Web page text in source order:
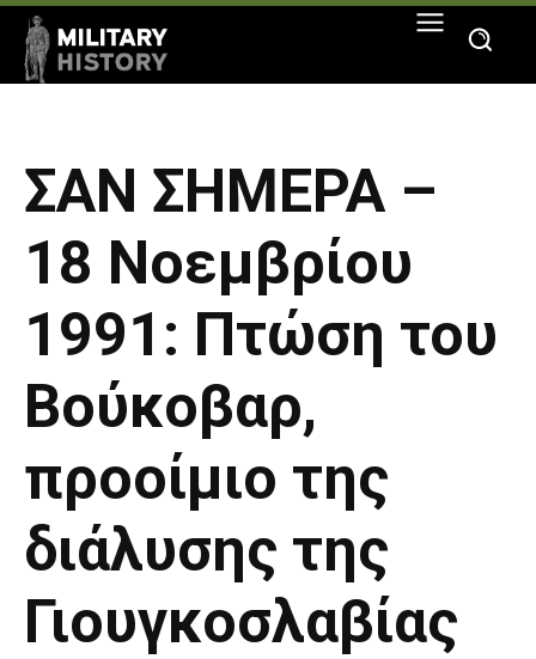
ΣΑΝ ΣΗΜΕΡΑ –
18 Νοεμβρίου
1991: Πτώση του
Βούκοβαρ,
προοίμιο της
διάλυσης της
Γιουγκοσλαβίας